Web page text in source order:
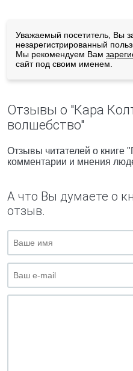
Уважаемый посетитель, Вы
незарегистрированный
Мы рекомендуем Вам
сайт под своим именем.
Отзывы о "Кара
волшебство"
Отзывы читателей о книге
комментарии и мнения
А что Вы думаете о
отзыв.